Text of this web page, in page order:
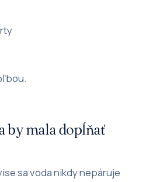
by mala dopĺňať
sa voda nikdy nepáruje